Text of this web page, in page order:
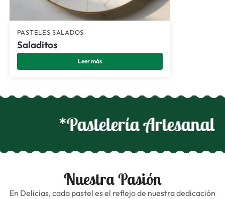
PASTELES SALADOS
Saladitos
Leer más
*Pastelería Artesanal
Nuestra Pasión
En Delicias, cada pastel es el reflejo de nuestra dedicación